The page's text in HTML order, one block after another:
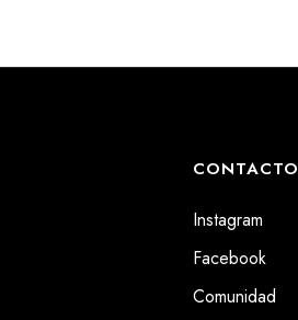
CONTACTO
Instagram
Facebook
Comunidad